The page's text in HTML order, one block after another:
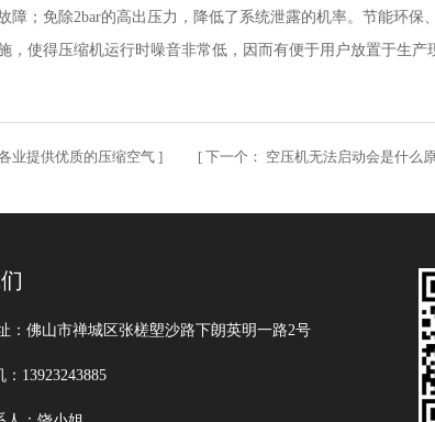
；免除2bar的高出压力，降低了系统泄露的机率。节能环
使得压缩机运行时噪音非常低，因而有便于用户放置于生
业提供优质的压缩空气 ] [ 下一个： 空压机无法启动会是什么
：佛山市禅城区张槎塱沙路下朗英明一路2号
：13923243885